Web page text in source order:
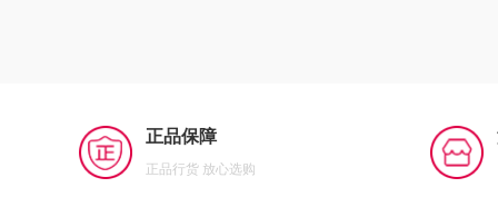
正品保障
正品行货 放心选购